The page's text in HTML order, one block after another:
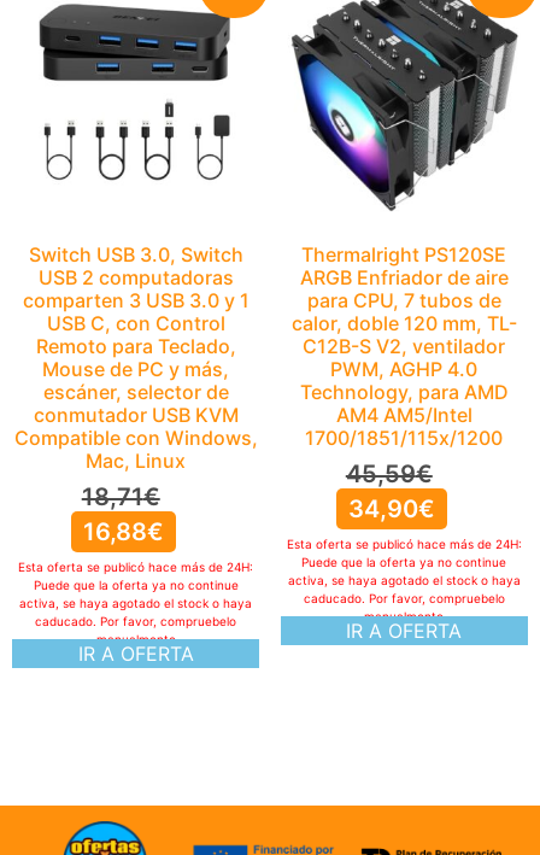
Switch USB 3.0, Switch
USB 2 computadoras
comparten 3 USB 3.0 y 1
USB C, con Control
Remoto para Teclado,
Mouse de PC y más,
escáner, selector de
conmutador USB KVM
Compatible con Windows,
Mac, Linux
18,71€
16,88€
IR A OFERTA
Esta oferta se publicó hace más de 24H:
Puede que la oferta ya no continue
activa, se haya agotado el stock o haya
caducado. Por favor, compruebelo
manualmente
Thermalright PS120SE
ARGB Enfriador de aire
para CPU, 7 tubos de
calor, doble 120 mm, TL-
C12B-S V2, ventilador
PWM, AGHP 4.0
Technology, para AMD
AM4 AM5/Intel
1700/1851/115x/1200
45,59€
34,90€
IR A OFERTA
Esta oferta se publicó hace más de 24H:
Puede que la oferta ya no continue
activa, se haya agotado el stock o haya
caducado. Por favor, compruebelo
manualmente